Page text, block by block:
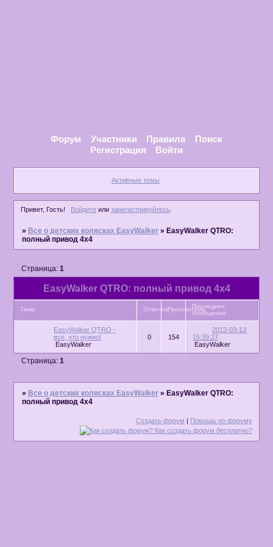
Форум Участники Правила
Поиск
Регистрация
Войти
Активные темы
Привет, Гость! Войдитеили зарегистрируйтесь.
» Все о детских колясках EasyWalker » EasyWalker QTRO:
полный привод 4х4
EasyWalker QTRO: полный привод 4х4
Страница: 1
Тема ОтветовПросмотровПоследнее
сообщение
EasyWalker QTRO -
все, что нужно!
EasyWalker
0 154
2013-03-13
15:39:27
EasyWalker
Страница: 1
» Все о детских колясках EasyWalker » EasyWalker QTRO:
полный привод 4х4
Создать форум Помощь по форуму